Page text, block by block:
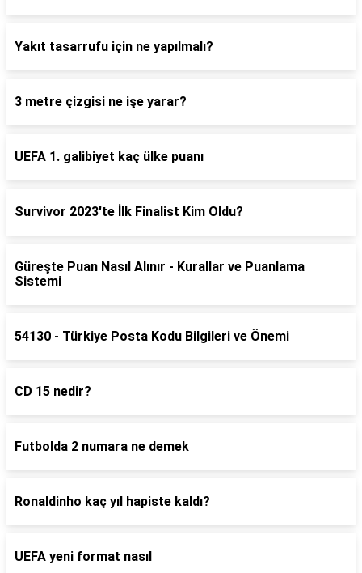
Yakıt tasarrufu için ne yapılmalı?
3 metre çizgisi ne işe yarar?
UEFA 1. galibiyet kaç ülke puanı
Survivor 2023'te İlk Finalist Kim Oldu?
Güreşte Puan Nasıl Alınır - Kurallar ve Puanlama
Sistemi
54130 - Türkiye Posta Kodu Bilgileri ve Önemi
CD 15 nedir?
Futbolda 2 numara ne demek
Ronaldinho kaç yıl hapiste kaldı?
UEFA yeni format nasıl